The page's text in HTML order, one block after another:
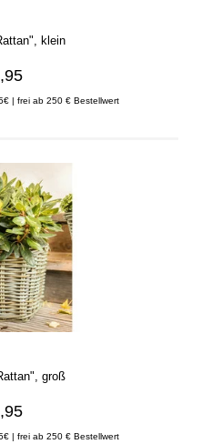
klein
| frei ab 250 € Bestellwert
groß
| frei ab 250 € Bestellwert